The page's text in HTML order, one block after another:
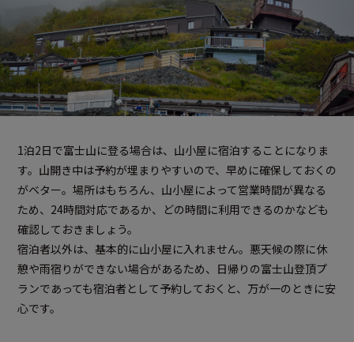
1泊2日で富士山に登る場合は、山小屋に宿泊することになりま
す。山開き中は予約が埋まりやすいので、早めに確保しておくの
がベター。場所はもちろん、山小屋によって営業時間が異なる
ため、24時間対応であるか、どの時間に利用できるのかなども
確認しておきましょう。
宿泊者以外は、基本的に山小屋に入れません。悪天候の際に休
憩や雨宿りができない場合があるため、日帰りの富士山登頂プ
ランであっても宿泊者として予約しておくと、万が一のときに安
心です。